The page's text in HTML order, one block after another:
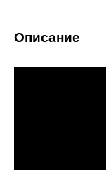
Описание